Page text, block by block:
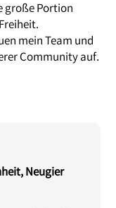
große Portion
mein Team und
Community auf.
Neugier